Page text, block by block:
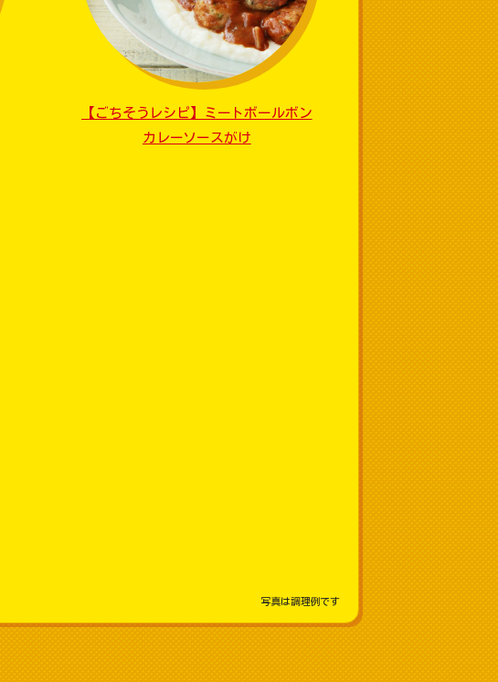
【ごちそうレシピ】ミートボールボン
カレーソースがけ
写真は調理例です